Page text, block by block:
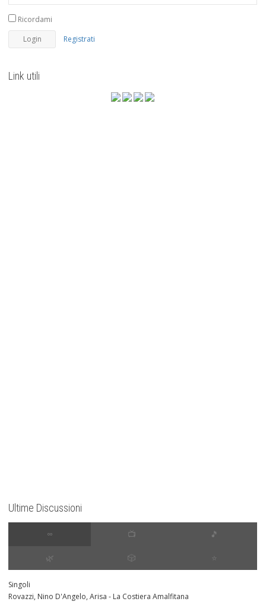
Ricordami
Registrati
Link utili
Ultime Discussioni
∞ 📺 🎵
🌿 🎲 ⭐️
Singoli
Rovazzi, Nino D'Angelo, Arisa - La Costiera Amalfitana